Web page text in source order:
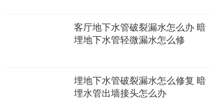
客厅地下水管破裂漏水怎么办 暗
埋地下水管轻微漏水怎么修
埋地下水管破裂漏水怎么修复 暗
埋水管出墙接头怎么办